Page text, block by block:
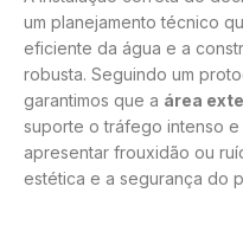
um planejamento técnico
eficiente da água e a
robusta. Seguindo um
garantimos que a área
suporte o tráfego intenso e
apresentar frouxidão ou
estética e a segurança do